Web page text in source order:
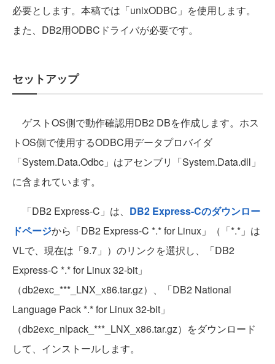
必要とします。本稿では「unixODBC」を使用します。
また、DB2用ODBCドライバが必要です。
セットアップ
ゲストOS側で動作確認用DB2 DBを作成します。ホス
トOS側で使用するODBC用データプロバイダ
「System.Data.Odbc」はアセンブリ「System.Data.dll」
に含まれています。
「DB2 Express-C」は、 DB2 Express-Cのダウンロー
ドページから「DB2 Express-C *.* for Linux」（「*.*」は
VLで、現在は「9.7」）のリンクを選択し、「DB2
Express-C *.* for Linux 32-bit」
（db2exc_***_LNX_x86.tar.gz）、「DB2 National
Language Pack *.* for Linux 32-bit」
（db2exc_nlpack_***_LNX_x86.tar.gz）をダウンロード
して、インストールします。